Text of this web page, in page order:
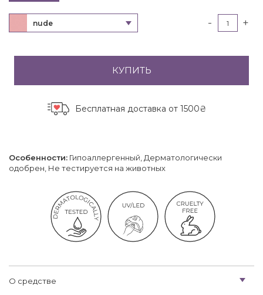
nude - +
КУПИТЬ
Бесплатная доставка от 1500₴
Особенности: Гипоаллергенный, Дерматологически
одобрен, Не тестируется на животных
О средстве